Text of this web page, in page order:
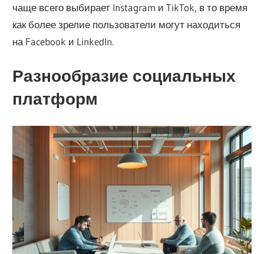
чаще всего выбирает Instagram и TikTok, в то время
как более зрелие пользователи могут находиться
на Facebook и LinkedIn.
Разнообразие социальных
платформ